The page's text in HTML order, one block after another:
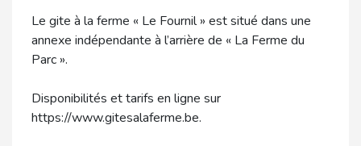
Le gite à la ferme « Le Fournil » est situé dans une
annexe indépendante à l’arrière de « La Ferme du
Parc ».
Disponibilités et tarifs en ligne sur
https://www.gitesalaferme.be.